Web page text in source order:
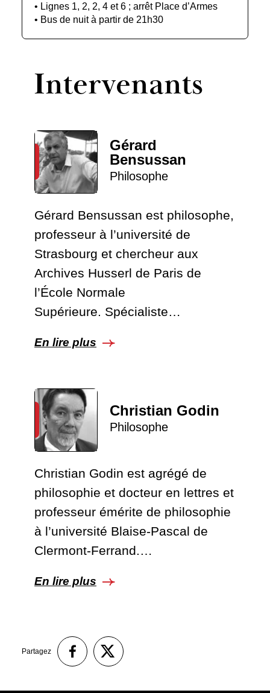
Intervenants
Gérard
Bensussan
Philosophe
Gérard Bensussan est philosophe,
professeur à l’université de
Strasbourg et chercheur aux
Archives Husserl de Paris de
l’École Normale
Supérieure. Spécialiste…
En lire plus
Christian Godin
Philosophe
Christian Godin est agrégé de
philosophie et docteur en lettres et
professeur émérite de philosophie
à l’université Blaise-Pascal de
Clermont-Ferrand.…
En lire plus
• Lignes 1, 2, 2, 4 et 6 ; arrêt Place d’Armes
• Bus de nuit à partir de 21h30
Partagez